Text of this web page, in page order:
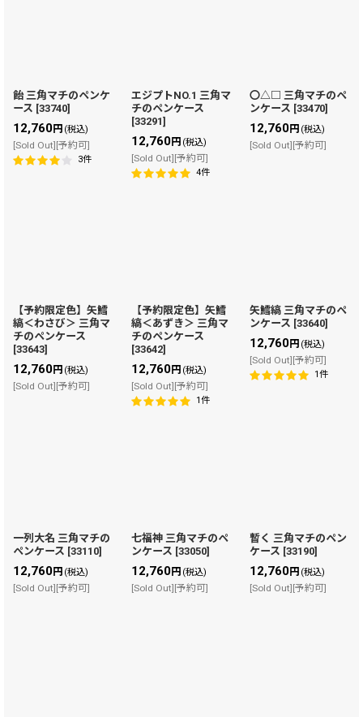
飴 三角マチのペンケ
ース [33740]
12,760円 (税込)
[Sold Out][予約可]
3件
エジプトNO.1 三角マ
チのペンケース
[33291]
12,760円 (税込)
[Sold Out][予約可]
4件
〇△□ 三角マチのペ
ンケース [33470]
12,760円 (税込)
[Sold Out][予約可]
【予約限定色】矢鱈
縞＜わさび＞ 三角マ
チのペンケース
[33643]
12,760円 (税込)
[Sold Out][予約可]
【予約限定色】矢鱈
縞＜あずき＞ 三角マ
チのペンケース
[33642]
12,760円 (税込)
[Sold Out][予約可]
1件
矢鱈縞 三角マチのペ
ンケース [33640]
12,760円 (税込)
[Sold Out][予約可]
1件
一列大名 三角マチの
ペンケース [33110]
12,760円 (税込)
[Sold Out][予約可]
七福神 三角マチのペ
ンケース [33050]
12,760円 (税込)
[Sold Out][予約可]
暫く 三角マチのペン
ケース [33190]
12,760円 (税込)
[Sold Out][予約可]